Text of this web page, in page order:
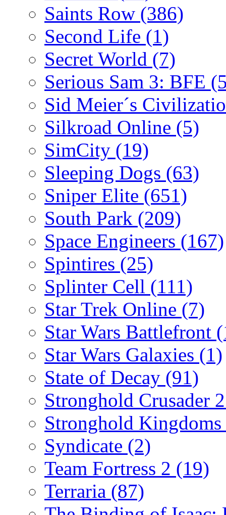
Saints Row (386)
Second Life (1)
Secret World (7)
Serious Sam 3: BFE
Sid Meier´s
Silkroad Online (5)
SimCity (19)
Sleeping Dogs (63)
Sniper Elite (651)
South Park (209)
Space Engineers (167)
Spintires (25)
Splinter Cell (111)
Star Trek Online (7)
Star Wars Battlefront
Star Wars Galaxies (1)
State of Decay (91)
Stronghold Crusader
Stronghold Kingdoms
Syndicate (2)
Team Fortress 2 (19)
Terraria (87)